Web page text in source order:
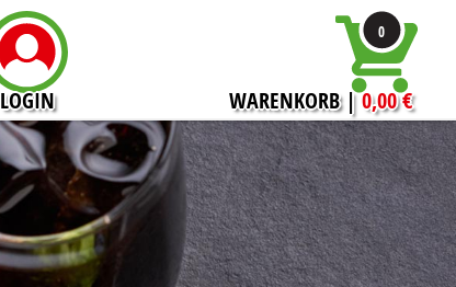
LOGIN
0
WARENKORB|0,00 €